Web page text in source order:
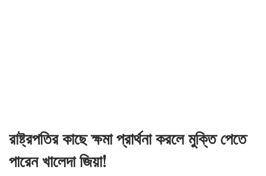
রাষ্ট্রপতির কাছে ক্ষমা প্রার্থনা করলে মুক্তি পেতে
পারেন খালেদা জিয়া!